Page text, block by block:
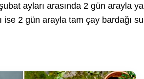
ayları arasında 2 gün arayla
2 gün arayla tam çay bardağı su